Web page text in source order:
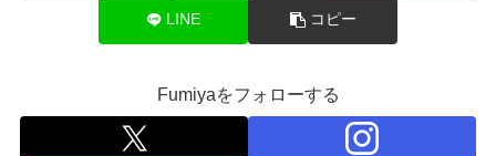
LINE コピー
Fumiyaをフォローする